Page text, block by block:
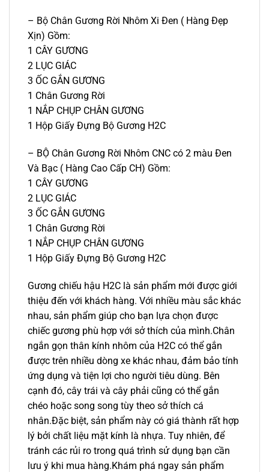
– Bộ Chân Gương Rời Nhôm Xi Đen ( Hàng Đẹp
Xịn) Gồm:
1 CÂY GƯƠNG
2 LỤC GIÁC
3 ỐC GẮN GƯƠNG
1 Chân Gương Rời
1 NẮP CHỤP CHÂN GƯƠNG
1 Hộp Giấy Đựng Bộ Gương H2C
– BỘ Chân Gương Rời Nhôm CNC có 2 màu Đen
Và Bạc ( Hàng Cao Cấp CH) Gồm:
1 CÂY GƯƠNG
2 LỤC GIÁC
3 ỐC GẮN GƯƠNG
1 Chân Gương Rời
1 NẮP CHỤP CHÂN GƯƠNG
1 Hộp Giấy Đựng Bộ Gương H2C
Gương chiếu hậu H2C là sản phẩm mới được giới
thiệu đến với khách hàng. Với nhiều màu sắc khác
nhau, sản phẩm giúp cho bạn lựa chọn được
chiếc gương phù hợp với sở thích của mình.Chân
ngắn gọn thân kính nhôm của H2C có thể gắn
được trên nhiều dòng xe khác nhau, đảm bảo tính
ứng dụng và tiện lợi cho người tiêu dùng. Bên
cạnh đó, cây trái và cây phải cũng có thể gắn
chéo hoặc song song tùy theo sở thích cá
nhân.Đặc biệt, sản phẩm này có giá thành rất hợp
lý bởi chất liệu mặt kính là nhựa. Tuy nhiên, để
tránh các rủi ro trong quá trình sử dụng bạn cần
lưu ý khi mua hàng.Khám phá ngay sản phẩm